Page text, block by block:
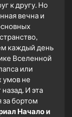
к другу. Но
вечна и
каждый день
Вселенной
или
умов не
И эта
за бортом
Начало и